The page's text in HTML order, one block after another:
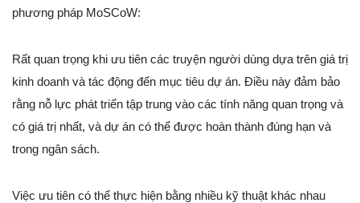
phương pháp MoSCoW:
Rất quan trọng khi ưu tiên các truyện người dùng dựa trên giá trị
kinh doanh và tác động đến mục tiêu dự án. Điều này đảm bảo
rằng nỗ lực phát triển tập trung vào các tính năng quan trọng và
có giá trị nhất, và dự án có thể được hoàn thành đúng hạn và
trong ngân sách.
Việc ưu tiên có thể thực hiện bằng nhiều kỹ thuật khác nhau